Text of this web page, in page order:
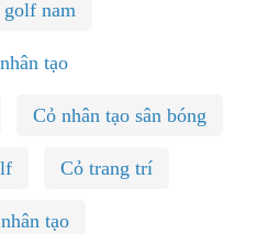
golf nam
tạo
Cỏ nhân tạo sân bóng
Cỏ trang trí
tạo